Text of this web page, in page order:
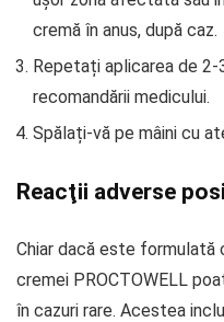
cremă în anus, după caz.
Repetați aplicarea de
recomandării medicului.
Spălați-vă pe mâini cu
Reacţii adverse
Chiar dacă este formulată
cremei PROCTOWELL
în cazuri rare. Acestea